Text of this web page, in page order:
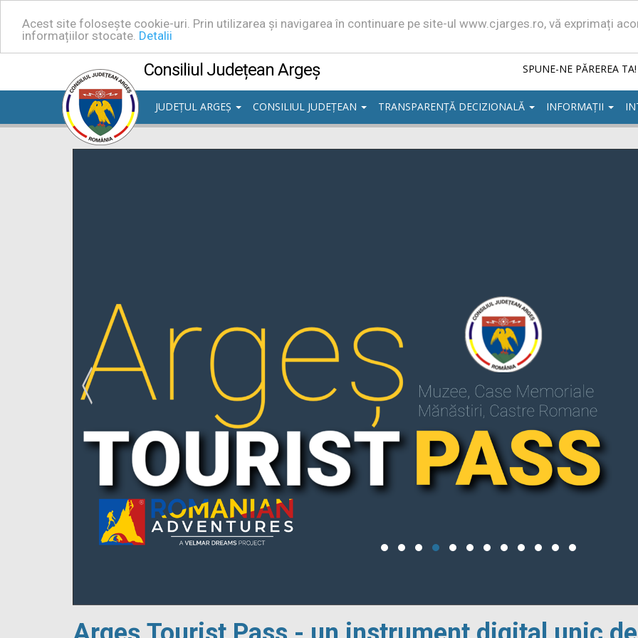
Acest site folosește cookie-uri. Prin utilizarea și navigarea în continuare pe site-ul www.cjarges.ro, vă exprimați
informațiilor stocate. Detalii
Consiliul Județean Argeș SPUNE-NE PĂREREA TA!
JUDEȚUL ARGEȘ
CONSILIUL JUDEȚEAN TRANSPARENȚĂ DECIZIONALĂ INFORMAȚII